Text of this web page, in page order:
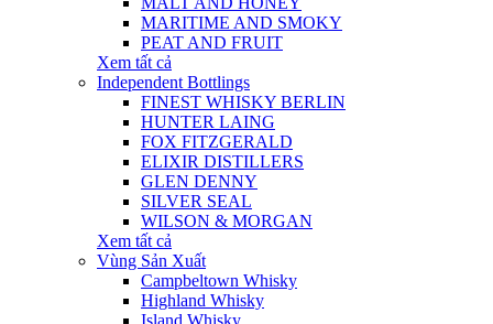
MARITIME AND SMOKY
PEAT AND FRUIT
Xem tất cả
Independent Bottlings
FINEST WHISKY BERLIN
HUNTER LAING
FOX FITZGERALD
ELIXIR DISTILLERS
GLEN DENNY
SILVER SEAL
WILSON & MORGAN
Xem tất cả
Vùng Sản Xuất
Campbeltown Whisky
Highland Whisky
Island Whisky